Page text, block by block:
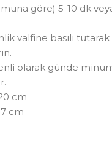
göre) 5-10 dk
valfine basılı tutarak
olarak günde
cm
cm